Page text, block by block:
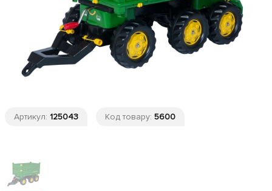
Артикул: 125043 Код товару: 5600